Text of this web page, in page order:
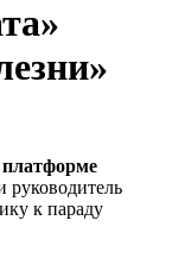
платформе
к параду